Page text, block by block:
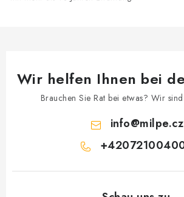
e
Wir helfen Ihnen bei
Brauchen Sie Rat bei etwas? Wir
info@milpe.cz